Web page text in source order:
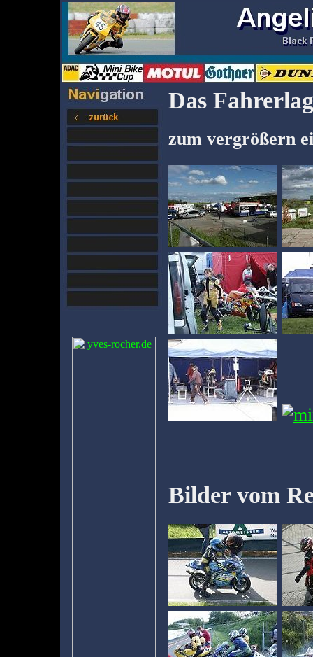
Das
zum vergrößern
Bilder vom